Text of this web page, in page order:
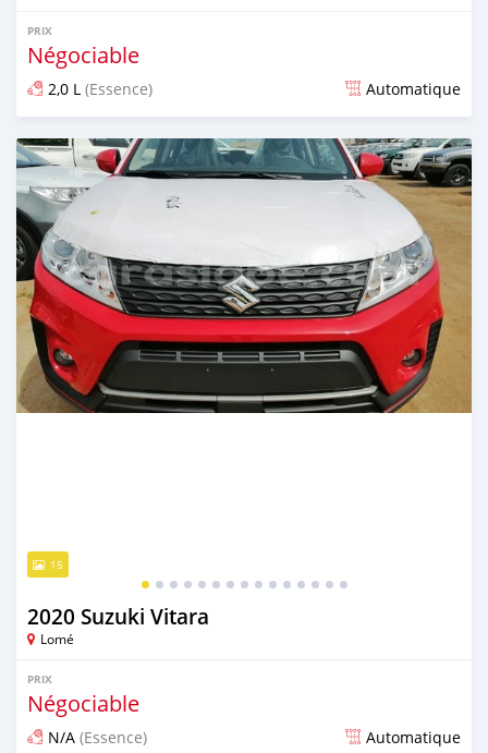
PRIX
Négociable
2,0 L (Essence) Automatique
Publié il y a environ 5 ans
15
2020 Suzuki Vitara
Lomé
PRIX
Négociable
N/A (Essence) Automatique